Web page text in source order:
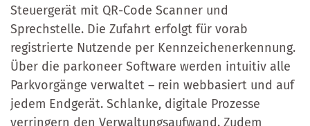
Steuergerät mit QR-Code Scanner und
Sprechstelle. Die Zufahrt erfolgt für vorab
registrierte Nutzende per Kennzeichenerkennung.
Über die parkoneer Software werden intuitiv alle
Parkvorgänge verwaltet – rein webbasiert und auf
jedem Endgerät. Schlanke, digitale Prozesse
verringern den Verwaltungsaufwand. Zudem